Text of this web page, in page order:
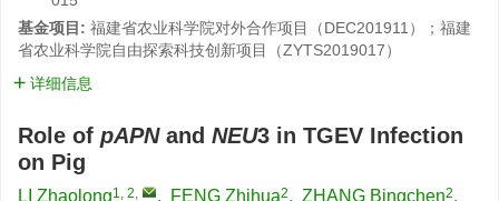
基金项目: 福建省农业科学院对外合作项目（DEC201911）；福建
省农业科学院自由探索科技创新项目（ZYTS2019017）
详细信息
Role of pAPNand NEU3 in TGEV Infection
on Pig
LI Zhaolong1, 2, , FENG Zhihua2, ZHANG Bingchen2,